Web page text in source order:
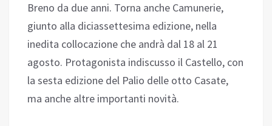
Breno da due anni. Torna anche Camunerie,
giunto alla diciassettesima edizione, nella
inedita collocazione che andrà dal 18 al 21
agosto. Protagonista indiscusso il Castello, con
la sesta edizione del Palio delle otto Casate,
ma anche altre importanti novità.